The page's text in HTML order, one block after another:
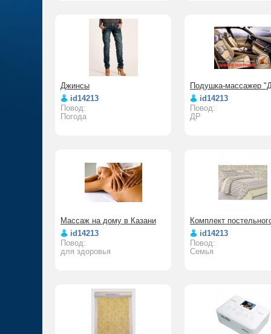
Джинсы
id14213
Повод:
Погода
Подушка-массажер
id14213
Повод:
ДР
Массаж на дому в Казани
id14213
Повод:
для здоровья
Комплект
id14213
Повод:
Семья